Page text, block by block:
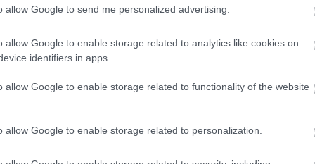
allow Google to send me personalized advertising.
allow Google to enable storage related to analytics like cookies on
identifiers in apps.
allow Google to enable storage related to functionality of the website
allow Google to enable storage related to personalization.
72
Gustavo Caballero
Maurício
Gabriel Ávalos